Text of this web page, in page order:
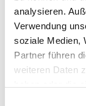
analysieren.
Verwendung
soziale Medien,
Partner führen
weiteren Daten